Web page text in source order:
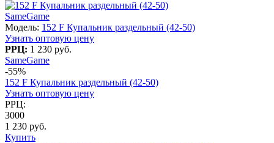
SameGame
Модель: 152 F Купальник раздельный (42-50)
Узнать оптовую цену
РРЦ: 1 230 руб.
SameGame
-55%
152 F Купальник раздельный (42-50)
Узнать оптовую цену
РРЦ:
3000
1 230 руб.
Купить